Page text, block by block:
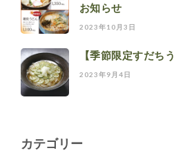
お知らせ
2023年10月3日
【季節限定すだち
2023年9月4日
カテゴリー